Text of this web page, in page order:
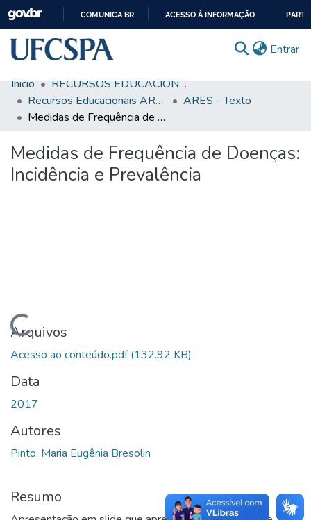
CONTEÚDO
COMUNICA BR ACESSO À INFORMAÇÃO
Entrar
Comunidades & Coleções
Busca Facetada
Estatísticas
Autoarquivamento
Início
RECURSOS EDUCACIONAIS
Recursos Educacionais ARES/UNA-SUS
ARES - Texto
Medidas de Frequência de Doenças: Incidência e Prevalência
Medidas de Frequência de Doenças:
Incidência e Prevalência
Carregando...
Arquivos
Acesso ao conteúdo.pdf(132.92 KB)
Data
2017
Autores
Pinto, Maria Eugênia Bresolin
Resumo